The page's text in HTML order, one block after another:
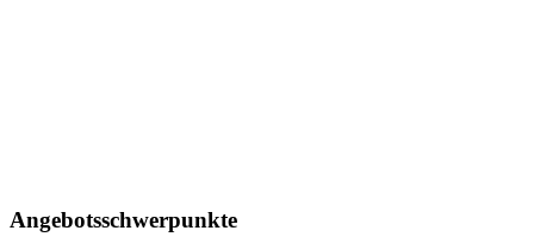
Angebotsschwerpunkte